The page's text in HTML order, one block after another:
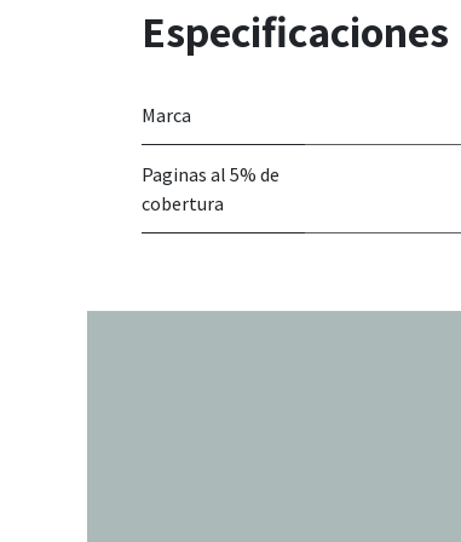
Especificaciones
Marca
Paginas al 5% de
cobertura